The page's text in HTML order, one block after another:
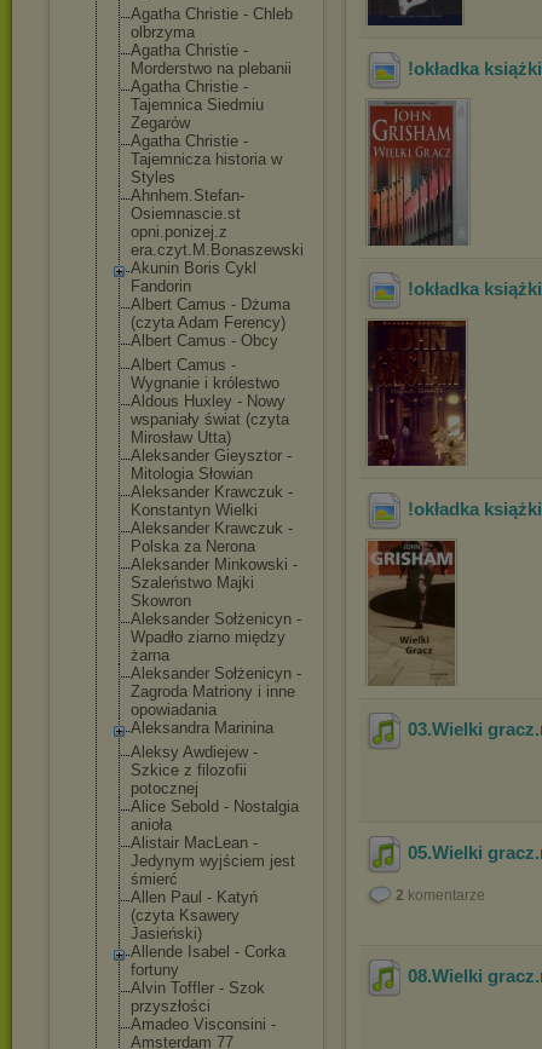
Agatha Christie - Chleb
olbrzyma
Agatha Christie -
Morderstwo na plebanii
Agatha Christie -
Tajemnica Siedmiu
Zegarów
Agatha Christie -
Tajemnicza historia w
Styles
Ahnhem.Stefan-
Osiemnascie.st
opni.ponizej.z
era.czyt.M.Bonaszewski
Akunin Boris Cykl
Fandorin
Albert Camus - Dżuma
(czyta Adam Ferency)
Albert Camus - Obcy
Albert Camus -
Wygnanie i królestwo
Aldous Huxley - Nowy
wspaniały świat (czyta
Mirosław Utta)
Aleksander Gieysztor -
Mitologia Słowian
Aleksander Krawczuk -
Konstantyn Wielki
Aleksander Krawczuk -
Polska za Nerona
Aleksander Minkowski -
Szaleństwo Majki
Skowron
Aleksander Sołżenicyn -
Wpadło ziarno między
żarna
Aleksander Sołżenicyn -
Zagroda Matriony i inne
opowiadania
Aleksandra Marinina
Aleksy Awdiejew -
Szkice z filozofii
potocznej
Alice Sebold - Nostalgia
anioła
Alistair MacLean -
Jedynym wyjściem jest
śmierć
Allen Paul - Katyń
(czyta Ksawery
Jasieński)
Allende Isabel - Corka
fortuny
Alvin Toffler - Szok
przyszłości
Amadeo Visconsini -
Amsterdam 77
!okładka
!okładka
!okładka
03.Wielki gracz
05.Wielki gracz
2 komentarze
08.Wielki gracz